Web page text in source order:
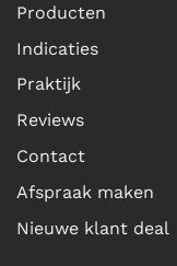
Producten
Indicaties
Praktijk
Reviews
Contact
Afspraak maken
Nieuwe klant deal